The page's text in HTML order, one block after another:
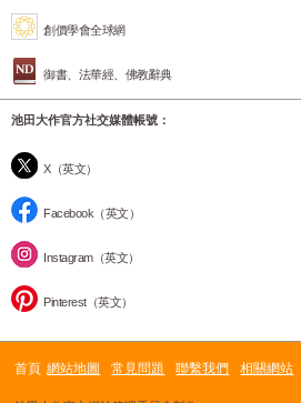
創價學會全球網
御書、法華經、佛教辭典
池田大作官方社交媒體帳號：
X（英文）
Facebook（英文）
Instagram（英文）
Pinterest（英文）
首頁 網站地圖 常見問題 聯繫我們 相關網站